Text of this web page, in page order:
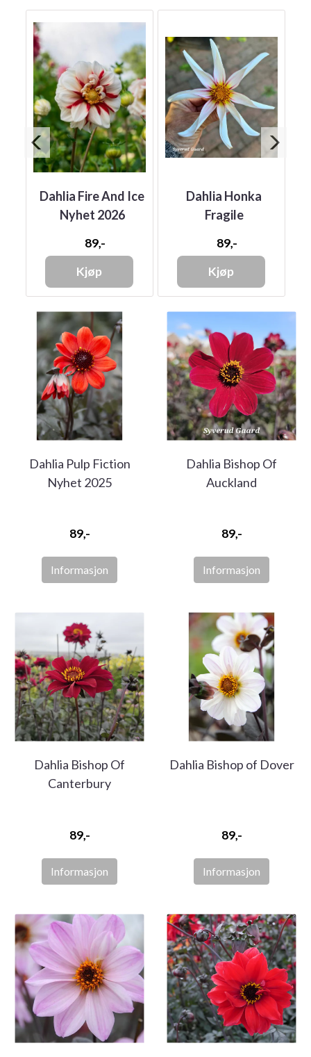
Dahlia Fire And Ice
Nyhet 2026
89,-
Kjøp
Dahlia Honka
Fragile
89,-
Kjøp
Dahlia Pulp Fiction
Nyhet 2025
89,-
Informasjon
Dahlia Bishop Of
Auckland
89,-
Informasjon
Dahlia Bishop Of
Canterbury
89,-
Informasjon
Dahlia Bishop of Dover
89,-
Informasjon